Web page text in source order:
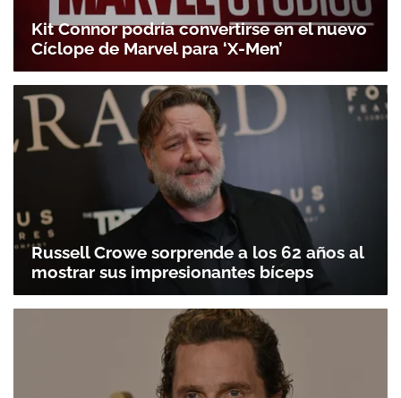
Kit Connor podría convertirse en el nuevo
Cíclope de Marvel para ‘X-Men’
Russell Crowe sorprende a los 62 años al
mostrar sus impresionantes bíceps